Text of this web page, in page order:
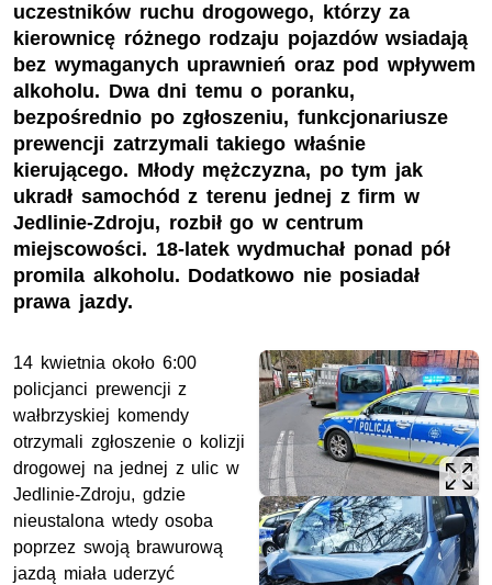
uczestników ruchu drogowego, którzy za
kierownicę różnego rodzaju pojazdów wsiadają
bez wymaganych uprawnień oraz pod wpływem
alkoholu. Dwa dni temu o poranku,
bezpośrednio po zgłoszeniu, funkcjonariusze
prewencji zatrzymali takiego właśnie
kierującego. Młody mężczyzna, po tym jak
ukradł samochód z terenu jednej z firm w
Jedlinie-Zdroju, rozbił go w centrum
miejscowości. 18-latek wydmuchał ponad pół
promila alkoholu. Dodatkowo nie posiadał
prawa jazdy.
14 kwietnia około 6:00
policjanci prewencji z
wałbrzyskiej komendy
otrzymali zgłoszenie o kolizji
drogowej na jednej z ulic w
Jedlinie-Zdroju, gdzie
nieustalona wtedy osoba
poprzez swoją brawurową
jazdą miała uderzyć